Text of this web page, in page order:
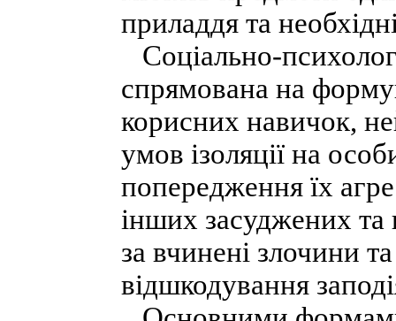
приладдя та
Соціально-
спрямована на
корисних навичок,
умов ізоляції на
попередження їх
інших засуджених
за вчинені злочини
відшкодування